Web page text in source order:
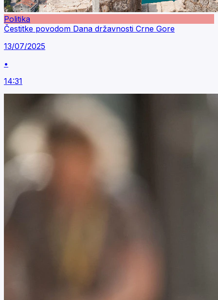
Politika
Čestitke povodom Dana državnosti Crne Gore
13/07/2025
•
14:31